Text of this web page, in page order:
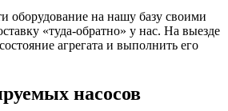
оборудование на нашу базу своими
«туда-обратно» у нас. На выезде
агрегата и выполнить его
насосов